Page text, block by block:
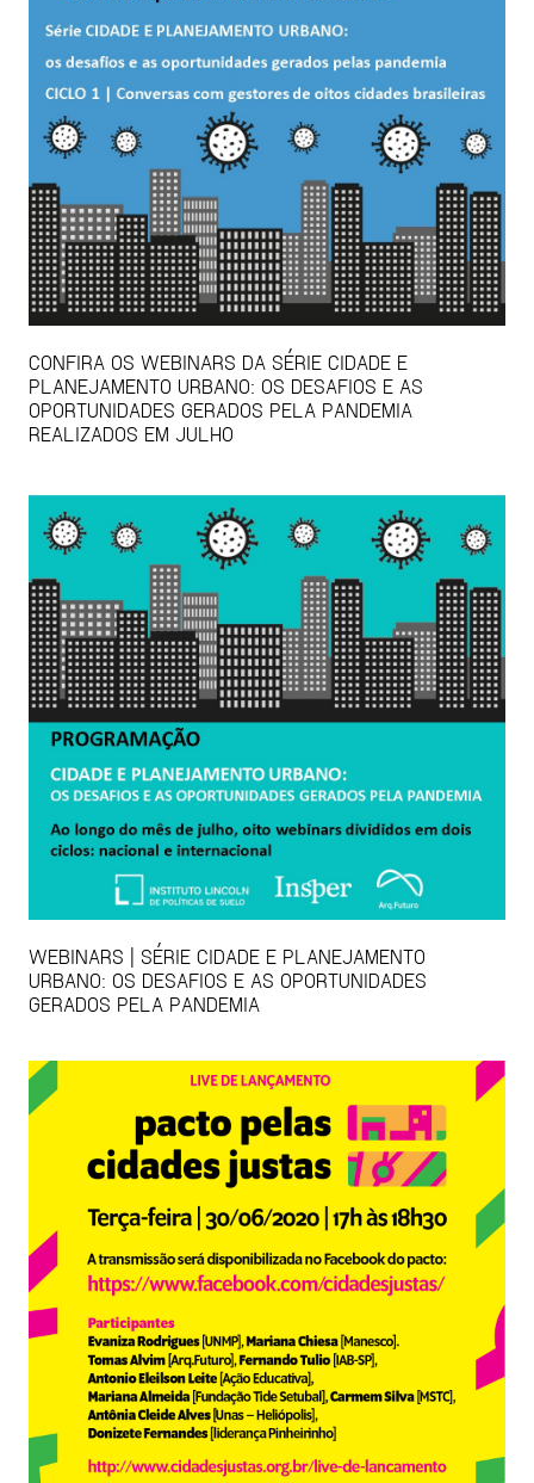
CONFIRA OS WEBINARS DA SÉRIE CIDADE E
PLANEJAMENTO URBANO: OS DESAFIOS E AS
OPORTUNIDADES GERADOS PELA PANDEMIA
REALIZADOS EM JULHO
WEBINARS | SÉRIE CIDADE E PLANEJAMENTO
URBANO: OS DESAFIOS E AS OPORTUNIDADES
GERADOS PELA PANDEMIA